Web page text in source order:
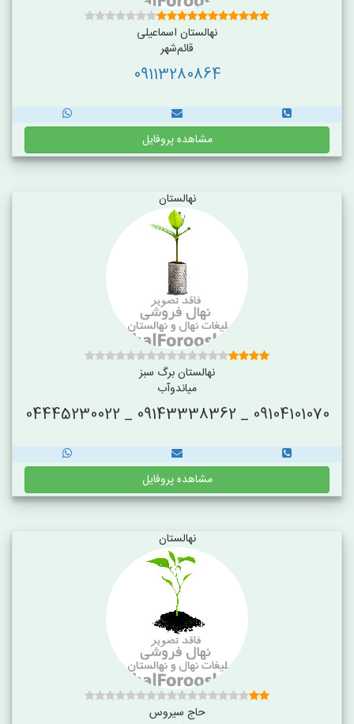
نهالستان اسماعیلی
قائم‌شهر
09113280864
مشاهده پروفایل
نهالستان
نهالستان برگ سبز
میاندوآب
09104101070 _ 09143338362 _ 04445230022
مشاهده پروفایل
نهالستان
حاج سیروس